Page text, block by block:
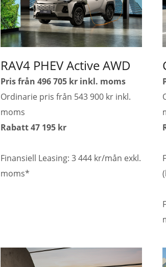
RAV4 PHEV Active AWD
Pris från 496 705 kr inkl. moms
Ordinarie pris från 543 900 kr inkl.
moms
Rabatt 47 195 kr
Finansiell Leasing: 3 444 kr/mån exkl.
moms*